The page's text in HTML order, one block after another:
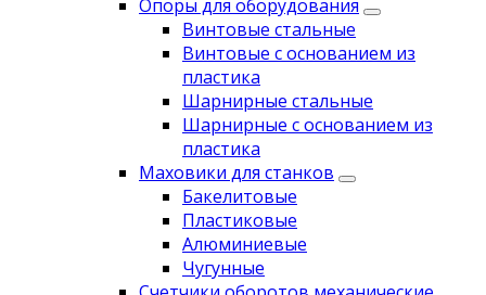
Опоры для оборудования
Винтовые стальные
Винтовые с основанием из
пластика
Шарнирные стальные
Шарнирные с основанием из
пластика
Маховики для станков
Бакелитовые
Пластиковые
Алюминиевые
Чугунные